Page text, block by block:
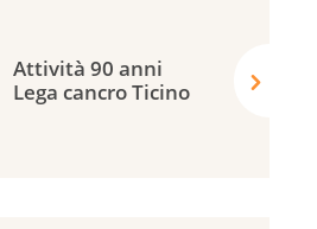
Attività 90 anni
Lega cancro Ticino